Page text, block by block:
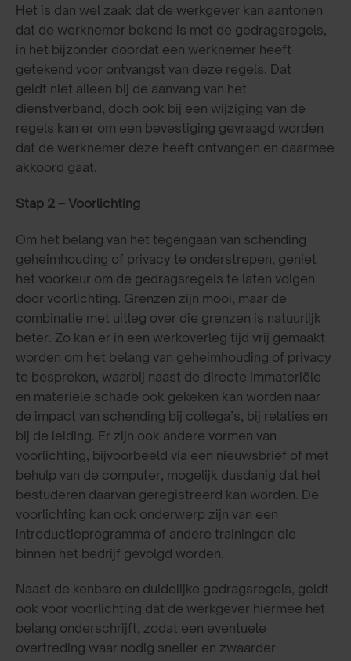
Het is dan wel zaak dat de werkgever kan aantonen
dat de werknemer bekend is met de gedragsregels,
in het bijzonder doordat een werknemer heeft
getekend voor ontvangst van deze regels. Dat
geldt niet alleen bij de aanvang van het
dienstverband, doch ook bij een wijziging van de
regels kan er om een bevestiging gevraagd worden
dat de werknemer deze heeft ontvangen en daarmee
akkoord gaat.
Stap 2 – Voorlichting
Om het belang van het tegengaan van schending
geheimhouding of privacy te onderstrepen, geniet
het voorkeur om de gedragsregels te laten volgen
door voorlichting. Grenzen zijn mooi, maar de
combinatie met uitleg over die grenzen is natuurlijk
beter. Zo kan er in een werkoverleg tijd vrij gemaakt
worden om het belang van geheimhouding of privacy
te bespreken, waarbij naast de directe immateriële
en materiele schade ook gekeken kan worden naar
de impact van schending bij collega’s, bij relaties en
bij de leiding. Er zijn ook andere vormen van
voorlichting, bijvoorbeeld via een nieuwsbrief of met
behulp van de computer, mogelijk dusdanig dat het
bestuderen daarvan geregistreerd kan worden. De
voorlichting kan ook onderwerp zijn van een
introductieprogramma of andere trainingen die
binnen het bedrijf gevolgd worden.
Naast de kenbare en duidelijke gedragsregels, geldt
ook voor voorlichting dat de werkgever hiermee het
belang onderschrijft, zodat een eventuele
overtreding waar nodig sneller en zwaarder